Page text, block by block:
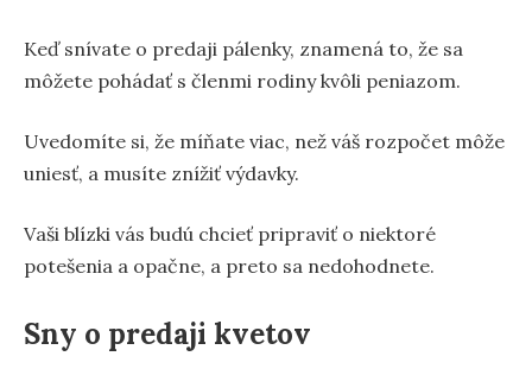
Keď snívate o predaji pálenky, znamená to, že sa
môžete pohádať s členmi rodiny kvôli peniazom.
Uvedomíte si, že míňate viac, než váš rozpočet môže
uniesť, a musíte znížiť výdavky.
Vaši blízki vás budú chcieť pripraviť o niektoré
potešenia a opačne, a preto sa nedohodnete.
Sny o predaji kvetov